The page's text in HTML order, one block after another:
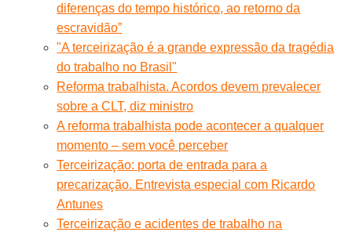
diferenças do tempo histórico, ao retorno da
escravidão”
"A terceirização é a grande expressão da tragédia
do trabalho no Brasil"
Reforma trabalhista. Acordos devem prevalecer
sobre a CLT, diz ministro
A reforma trabalhista pode acontecer a qualquer
momento – sem você perceber
Terceirização: porta de entrada para a
precarização. Entrevista especial com Ricardo
Antunes
Terceirização e acidentes de trabalho na